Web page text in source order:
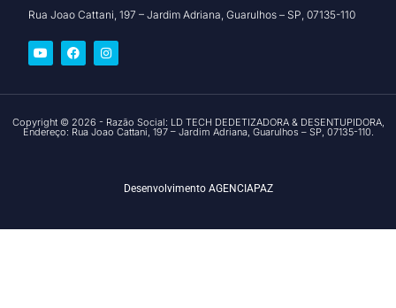
Rua Joao Cattani, 197 – Jardim Adriana, Guarulhos – SP, 07135-110
Copyright © 2026 - Razão Social: LD TECH DEDETIZADORA & DESENTUPIDORA,
Endereço: Rua Joao Cattani, 197 – Jardim Adriana, Guarulhos – SP, 07135-110.
Desenvolvimento AGENCIAPAZ